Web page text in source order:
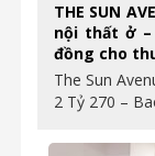
THE SUN
nội thất ở –
đồng cho
The Sun
2 Tỷ 270 –